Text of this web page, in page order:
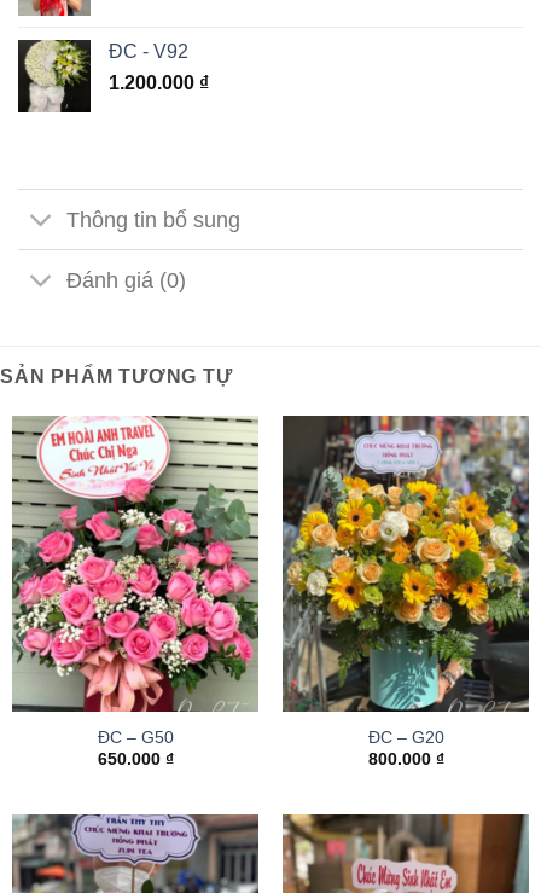
ĐC - V92
1.200.000 ₫
Thông tin bổ sung
Đánh giá (0)
SẢN PHẨM TƯƠNG TỰ
ĐC – G50
650.000 ₫
ĐC – G20
800.000 ₫